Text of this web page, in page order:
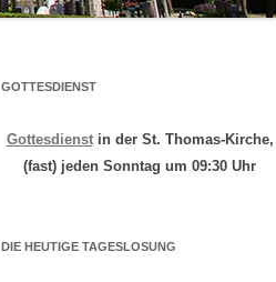
GOTTESDIENST
Gottesdienstin der St. Thomas-Kirche,
(fast) jeden Sonntag um 09:30 Uhr
DIE HEUTIGE TAGESLOSUNG